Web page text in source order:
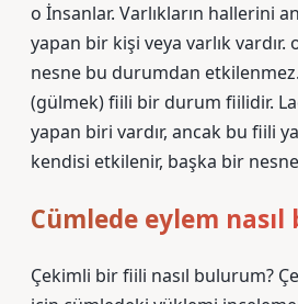
o İnsanlar. Varlıkların hallerini
yapan bir kişi veya varlık vardır.
nesne bu durumdan
(gülmek) fiili bir durum fiilidir.
yapan biri vardır, ancak bu fiili
kendisi etkilenir, başka bir
Cümlede eylem
Çekimli bir fiili nasıl bulurum?